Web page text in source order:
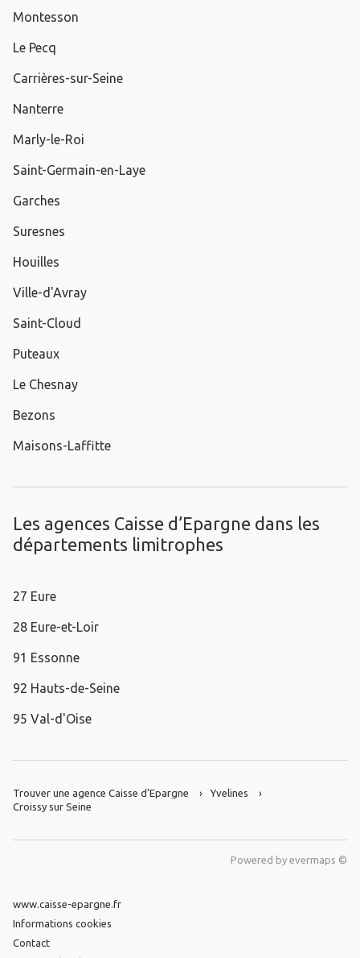
Montesson
Le Pecq
Carrières-sur-Seine
Nanterre
Marly-le-Roi
Saint-Germain-en-Laye
Garches
Suresnes
Houilles
Ville-d'Avray
Saint-Cloud
Puteaux
Le Chesnay
Bezons
Maisons-Laffitte
Les agences Caisse d’Epargne dans les
départements limitrophes
27 Eure
28 Eure-et-Loir
91 Essonne
92 Hauts-de-Seine
95 Val-d'Oise
Trouver une agence Caisse d’Epargne
Yvelines
Croissy sur Seine
Powered by evermaps ©
www.caisse-epargne.fr
Informations cookies
Contact